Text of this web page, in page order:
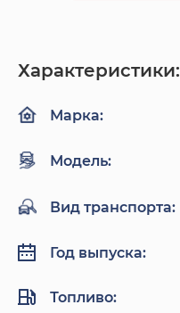
Характеристики:
Марка:
Модель:
Вид транспорта:
Год выпуска:
Топливо: